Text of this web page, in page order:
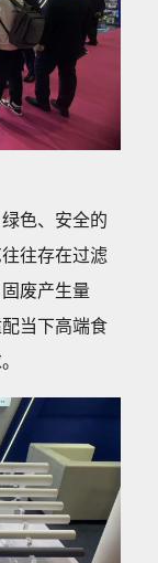
色、安全的
往存在过滤
废产生量
当下高端食